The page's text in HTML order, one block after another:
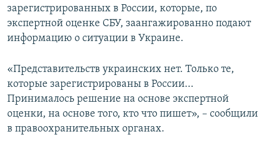
КРЫМ.НЕПОКОРЕННЫЙ
ELIFBE
Все сайты RFE/RL
зарегистрированных в России, которые, по
экспертной оценке СБУ, заангажированно подают
информацию о ситуации в Украине.
«Представительств украинских нет. Только те,
которые зарегистрированы в России...
Принималось решение на основе экспертной
оценки, на основе того, кто что пишет», – сообщили
в правоохранительных органах.